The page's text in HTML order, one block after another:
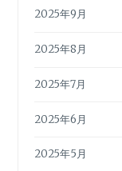
2025年9月
2025年8月
2025年7月
2025年6月
2025年5月